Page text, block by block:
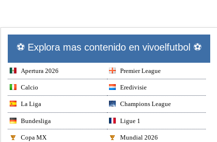
⚽ Explora mas contenido en vivoelfutbol ⚽
Apertura 2026 Premier League
Calcio Eredivisie
La Liga Champions League
Bundesliga Ligue 1
Copa MX Mundial 2026